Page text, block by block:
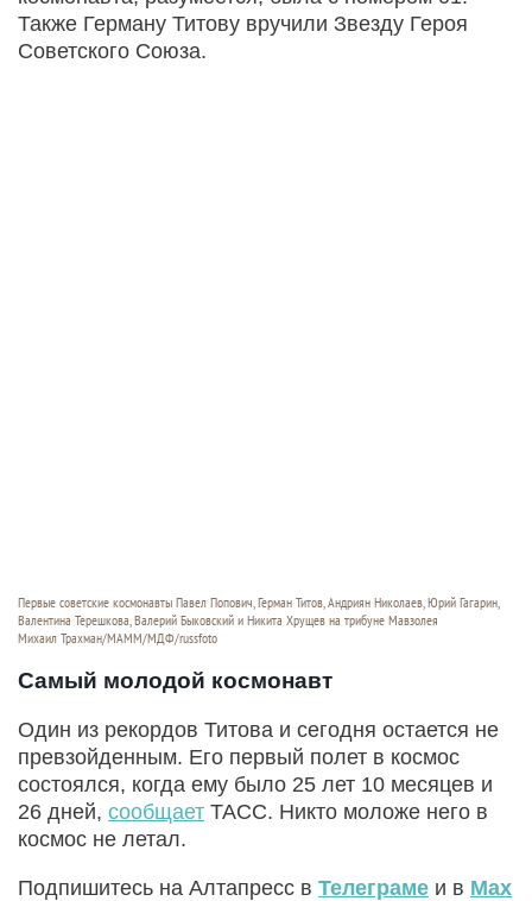
Также Герману Титову вручили Звезду Героя
Советского Союза.
Первые советские космонавты Павел Попович, Герман Титов, Андриян Николаев, Юрий Гагарин,
Валентина Терешкова, Валерий Быковский и Никита Хрущев на трибуне Мавзолея
Михаил Трахман/МАММ/МДФ/russfoto
Самый молодой космонавт
Один из рекордов Титова и сегодня остается не
превзойденным. Его первый полет в космос
состоялся, когда ему было 25 лет 10 месяцев и
26 дней, сообщает ТАСС. Никто моложе него в
космос не летал.
Подпишитесь на Алтапресс в Телеграме и в Max